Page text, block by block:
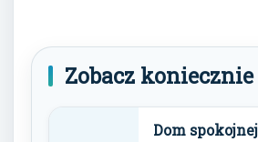
Zobacz koniecznie
Dom